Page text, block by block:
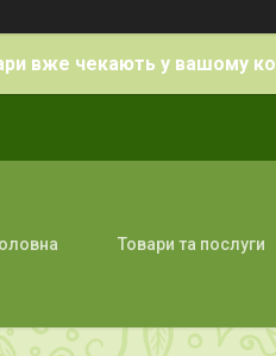
вже чекають у вашому
Товари та послуги